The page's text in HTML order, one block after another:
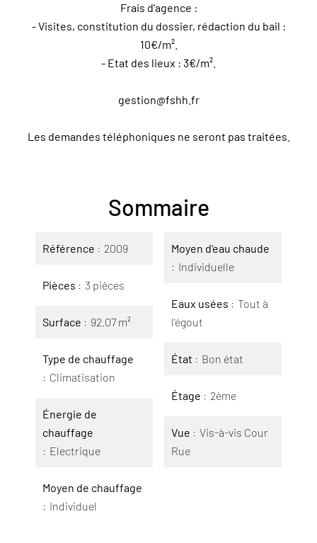
Frais d'agence :
- Visites, constitution du dossier, rédaction du bail :
10€/m².
- Etat des lieux : 3€/m².
gestion@fshh.fr
Les demandes téléphoniques ne seront pas traitées.
Sommaire
Référence 2009
Pièces 3 pièces
Surface 92.07 m²
Type de chauffage
Climatisation
Énergie de
chauffage
Electrique
Moyen de chauffage
Individuel
Moyen d'eau chaude
Individuelle
Eaux usées
Tout à
l'égout
État Bon état
Étage 2ème
Vue
Vis-à-vis Cour
Rue